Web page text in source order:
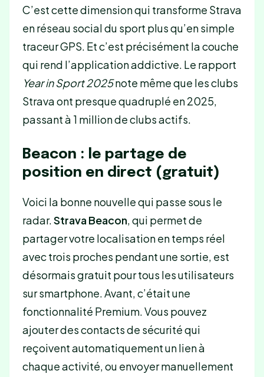
C’est cette dimension qui transforme Strava
en réseau social du sport plus qu’en simple
traceur GPS. Et c’est précisément la couche
qui rend l’application addictive. Le rapport
Year in Sport 2025note même que les clubs
Strava ont presque quadruplé en 2025,
passant à 1 million de clubs actifs.
Beacon : le partage de
position en direct (gratuit)
Voici la bonne nouvelle qui passe sous le
radar.Strava Beacon, qui permet de
partager votre localisation en temps réel
avec trois proches pendant une sortie, est
désormais gratuit pour tous les utilisateurs
sur smartphone. Avant, c’était une
fonctionnalité Premium. Vous pouvez
ajouter des contacts de sécurité qui
reçoivent automatiquement un lien à
chaque activité, ou envoyer manuellement